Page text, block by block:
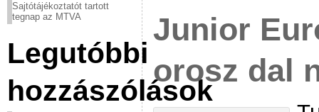
Sajtótájékoztatót tartott
tegnap az MTVA
Legutóbbi
hozzászólások
Junior
orosz dal